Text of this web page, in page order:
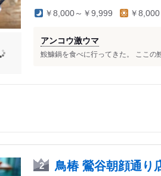
￥8,000～￥9,999 ￥
アンコウ激ウマ
鮟鱇鍋を食べに行ってきた。 ここの
2 鳥椿 鶯谷朝顔通り